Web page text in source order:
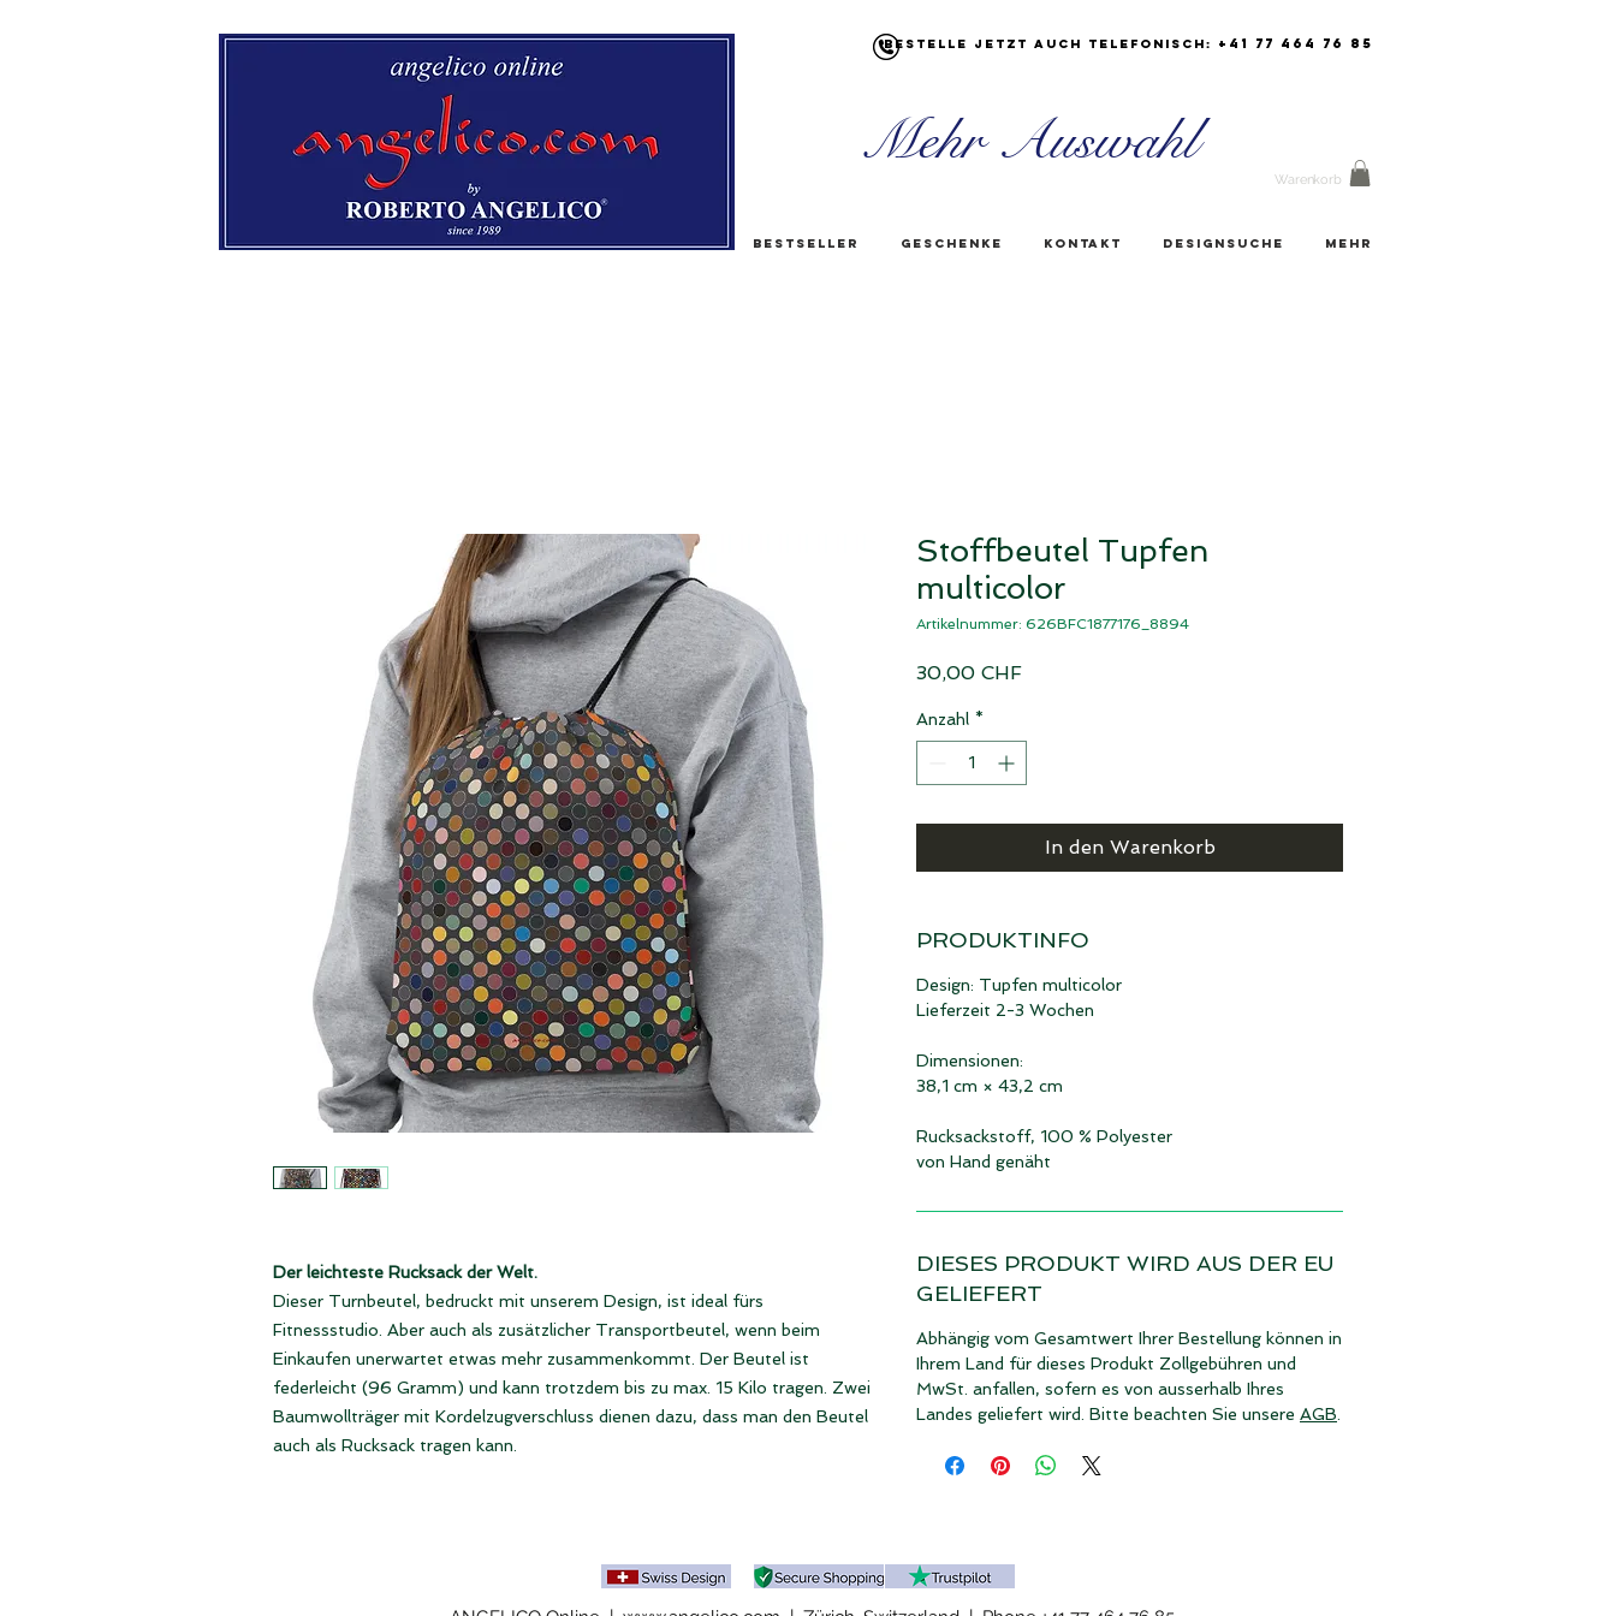
Bestelle jetzt auch Telefonisch: +41 77 464 76 85
Warenkorb
Mehr Auswahl
Bestseller Geschenke Kontakt Designsuche Mehr
Der leichteste Rucksack der Welt.
Dieser Turnbeutel, bedruckt mit unserem Design, ist ideal fürs
Fitnessstudio. Aber auch als zusätzlicher Transportbeutel, wenn beim
Einkaufen unerwartet etwas mehr zusammenkommt. Der Beutel ist
federleicht (96 Gramm) und kann trotzdem bis zu max. 15 Kilo tragen. Zwei
Baumwollträger mit Kordelzugverschluss dienen dazu, dass man den Beutel
auch als Rucksack tragen kann.
Stoffbeutel Tupfen
multicolor
Artikelnummer: 626BFC1877176_8894
30,00 CHFPreis
Anzahl *
In den Warenkorb
PRODUKTINFO
Design: Tupfen multicolor
Lieferzeit 2-3 Wochen
Dimensionen:
38,1 cm × 43,2 cm
Rucksackstoff, 100 % Polyester
von Hand genäht
DIESES PRODUKT WIRD AUS DER EU
GELIEFERT
Abhängig vom Gesamtwert Ihrer Bestellung können in
Ihrem Land für dieses Produkt Zollgebühren und
MwSt. anfallen, sofern es von ausserhalb Ihres
Landes geliefert wird. Bitte beachten Sie unsere AGB